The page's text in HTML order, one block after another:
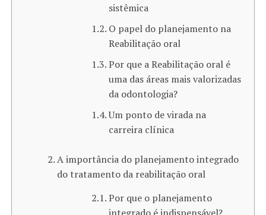
sistêmica
O papel do planejamento na
Reabilitação oral
Por que a Reabilitação oral é
uma das áreas mais valorizadas
da odontologia?
Um ponto de virada na
carreira clínica
A importância do planejamento integrado
do tratamento da reabilitação oral​
Por que o planejamento